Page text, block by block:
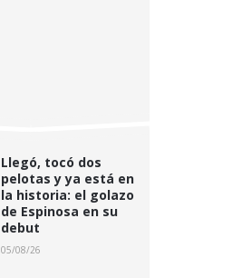
Llegó, tocó dos
pelotas y ya está en
la historia: el golazo
de Espinosa en su
debut
05/08/26